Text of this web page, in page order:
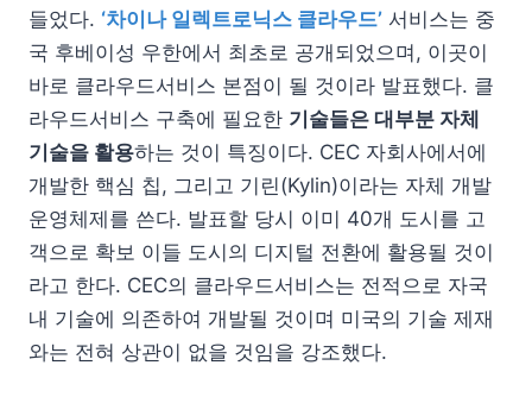
들었다. ‘차이나 일렉트로닉스 클라우드’ 서비스는 중
국 후베이성 우한에서 최초로 공개되었으며, 이곳이
바로 클라우드서비스 본점이 될 것이라 발표했다. 클
라우드서비스 구축에 필요한 기술들은 대부분 자체
기술을 활용하는 것이 특징이다. CEC 자회사에서에
개발한 핵심 칩, 그리고 기린(Kylin)이라는 자체 개발
운영체제를 쓴다. 발표할 당시 이미 40개 도시를 고
객으로 확보 이들 도시의 디지털 전환에 활용될 것이
라고 한다. CEC의 클라우드서비스는 전적으로 자국
내 기술에 의존하여 개발될 것이며 미국의 기술 제재
와는 전혀 상관이 없을 것임을 강조했다.